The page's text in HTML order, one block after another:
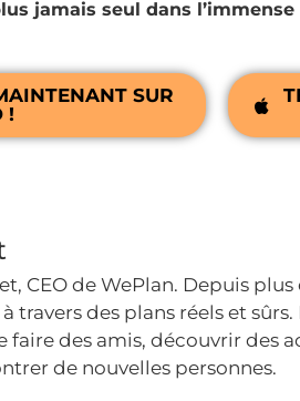
jamais seul dans
SUR
!
CEO de WePlan. Depuis
travers des plans réels et
faire des amis, découvrir des
de nouvelles personnes.